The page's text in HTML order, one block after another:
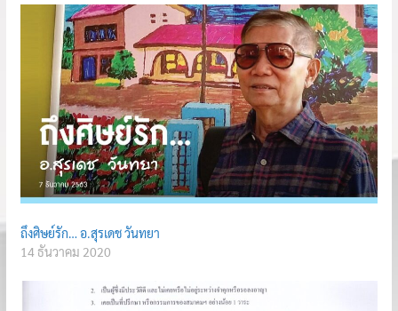
ถึงศิษย์รัก… อ.สุรเดช วันทยา
14 ธันวาคม 2020